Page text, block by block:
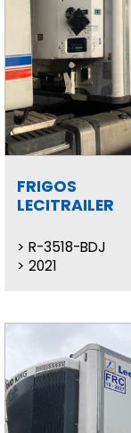
FRIGOS
LECITRAILER
R-3518-BDJ
2021